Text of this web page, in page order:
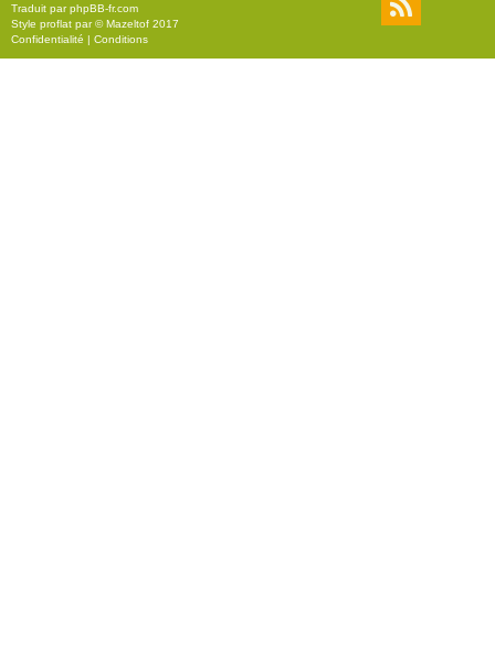
Traduit parphpBB-fr.com
Style proflat par ©Mazeltof 2017
Confidentialité | Conditions